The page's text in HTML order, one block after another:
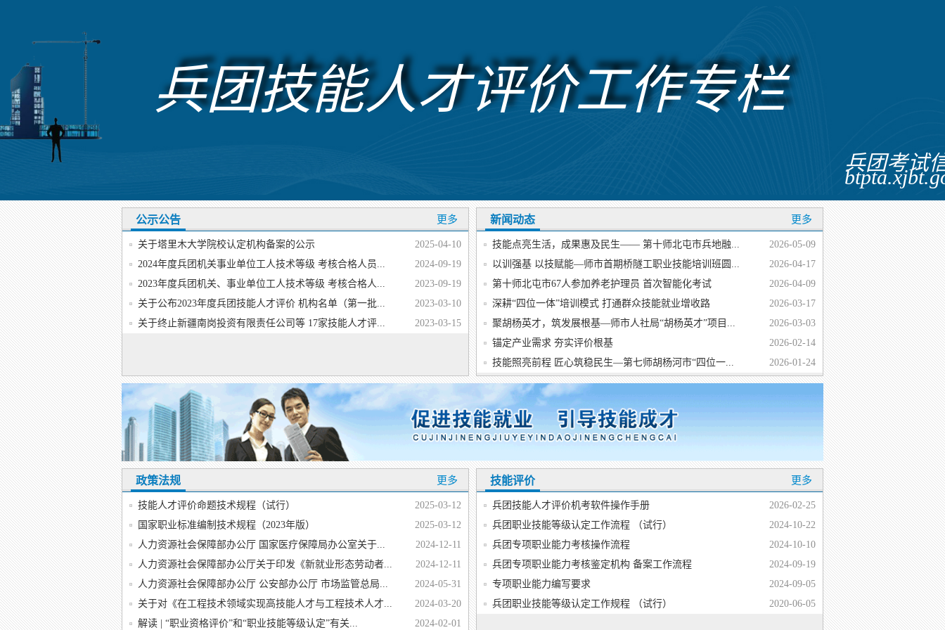
兵团技能人才评价工作专栏
兵团考试
公示公告 更多
关于塔里木大学院校认定机构备案的公示
2025-04-10
2024年度兵团机关事业单位工人技术等级 考核合格人员...
2024-09-19
2023年度兵团机关、事业单位工人技术等级 考核合格人...
2023-09-19
关于公布2023年度兵团技能人才评价 机构名单（第一批...
2023-03-10
关于终止新疆南岗投资有限责任公司等 17家技能人才评...
2023-03-15
新闻动态 更多
技能点亮生活，成果惠及民生—— 第十师北屯市兵地融...
2026-05-09
以训强基 以技赋能—师市首期桥隧工职业技能培训班圆...
2026-04-17
第十师北屯市67人参加养老护理员 首次智能化考试
2026-04-09
深耕“四位一体”培训模式 打通群众技能就业增收路
2026-03-17
聚胡杨英才，筑发展根基—师市人社局“胡杨英才”项目...
2026-03-03
锚定产业需求 夯实评价根基
2026-02-14
技能照亮前程 匠心筑稳民生—第七师胡杨河市“四位一...
2026-01-24
政策法规 更多
技能人才评价命题技术规程（试行）
2025-03-12
国家职业标准编制技术规程（2023年版）
2025-03-12
人力资源社会保障部办公厅 国家医疗保障局办公室关于...
2024-12-11
人力资源社会保障部办公厅关于印发《新就业形态劳动者...
2024-12-11
人力资源社会保障部办公厅 公安部办公厅 市场监管总局...
2024-05-31
关于对《在工程技术领域实现高技能人才与工程技术人才...
2024-03-20
解读 | “职业资格评价”和“职业技能等级认定”有关...
2024-02-01
技能评价 更多
兵团技能人才评价机考软件操作手册
2026-02-25
兵团职业技能等级认定工作流程 （试行）
2024-10-22
兵团专项职业能力考核操作流程
2024-10-10
兵团专项职业能力考核鉴定机构 备案工作流程
2024-09-19
专项职业能力编写要求
2024-09-05
兵团职业技能等级认定工作规程 （试行）
2020-06-05